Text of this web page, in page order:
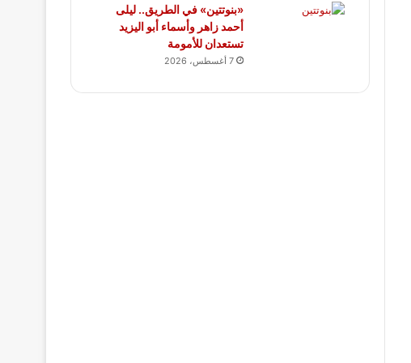
«بنوتتين» في الطريق.. ليلى
أحمد زاهر وأسماء أبو اليزيد
تستعدان للأمومة
7 أغسطس، 2026